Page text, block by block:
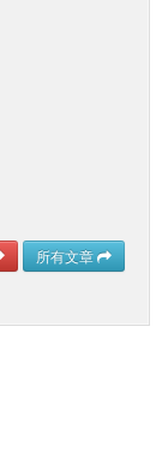
所有文章